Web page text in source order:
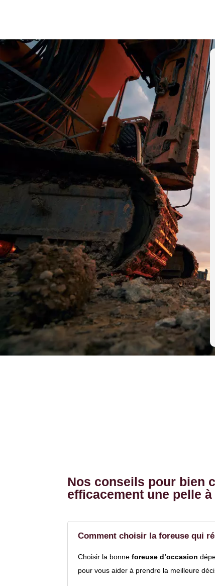
Nos conseils pour bien
efficacement une pelle
Comment choisir la foreuse qui
Choisir la bonneforeuse d’occasion
pour vous aider à prendre la meilleure